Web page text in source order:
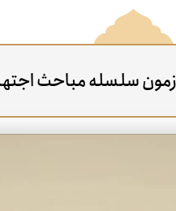
آزمون سلسله مباحث